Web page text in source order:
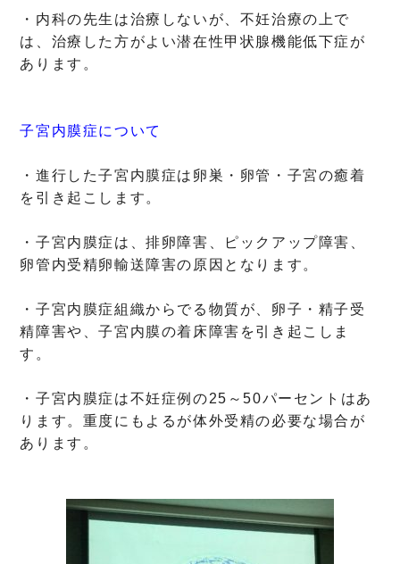
・内科の先生は治療しないが、不妊治療の上で
は、治療した方がよい潜在性甲状腺機能低下症が
あります。
子宮内膜症について
・進行した子宮内膜症は卵巣・卵管・子宮の癒着
を引き起こします。
・子宮内膜症は、排卵障害、ピックアップ障害、
卵管内受精卵輸送障害の原因となります。
・子宮内膜症組織からでる物質が、卵子・精子受
精障害や、子宮内膜の着床障害を引き起こしま
す。
・子宮内膜症は不妊症例の25～50パーセントはあ
ります。重度にもよるが体外受精の必要な場合が
あります。